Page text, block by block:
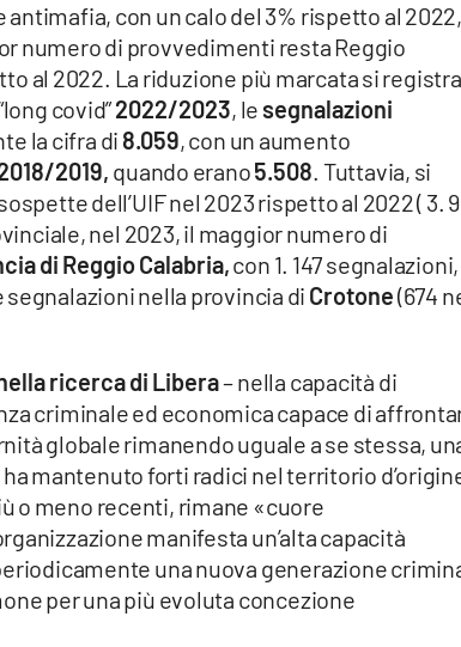
con un calo del 3% rispetto al 2022,
numero di provvedimenti resta Reggio
al 2022. La riduzione più marcata si
covid”2022/2023, le segnalazioni
la cifra di 8.059, con un aumento
2019, quando erano5.508. Tuttavia, si
dell’UIF nel 2023 rispetto al 2022 ( 3.
nel 2023, il maggior numero di
di Reggio Calabria,con 1. 147 segnalazioni,
segnalazioni nella provincia di Crotone(674
ricerca di Libera–nella capacità di
criminale ed economica capace di
globale rimanendo uguale a se stessa,
mantenuto forti radici nel territorio
o meno recenti, rimane «cuore
manifesta un’alta capacità
una nuova generazione
per una più evoluta concezione